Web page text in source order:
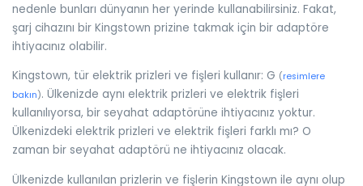
nedenle bunları dünyanın her yerinde kullanabilirsiniz. Fakat,
şarj cihazını bir Kingstown prizine takmak için bir adaptöre
ihtiyacınız olabilir.
Kingstown, tür elektrik prizleri ve fişleri kullanır: G (resimlere
bakın). Ülkenizde aynı elektrik prizleri ve elektrik fişleri
kullanılıyorsa, bir seyahat adaptörüne ihtiyacınız yoktur.
Ülkenizdeki elektrik prizleri ve elektrik fişleri farklı mı? O
zaman bir seyahat adaptörü ne ihtiyacınız olacak.
Ülkenizde kullanılan prizlerin ve fişlerin Kingstown ile aynı olup